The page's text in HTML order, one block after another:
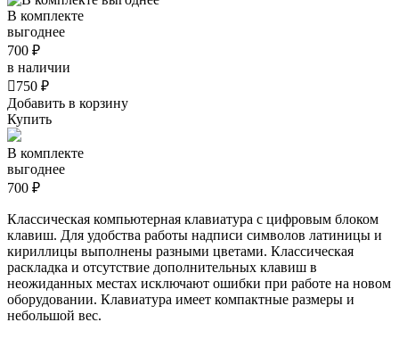
В комплекте
выгоднее
700 ₽
в наличии
750 ₽
Добавить в корзину
Купить
В комплекте
выгоднее
700 ₽
Классическая компьютерная клавиатура с цифровым блоком
клавиш. Для удобства работы надписи символов латиницы и
кириллицы выполнены разными цветами. Классическая
раскладка и отсутствие дополнительных клавиш в
неожиданных местах исключают ошибки при работе на новом
оборудовании. Клавиатура имеет компактные размеры и
небольшой вес.